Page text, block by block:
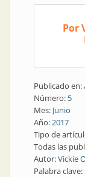
Por
Publicado en:
Número: 5
Mes: Junio
Año:2017
Tipo de
Todas las
Autor:Vickie
Palabra clave: